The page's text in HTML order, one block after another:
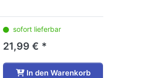
sofort lieferbar
21,99 € *
In den Warenkorb